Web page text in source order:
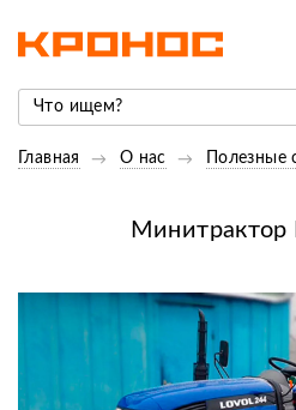
Главная О нас Полезные
Минитрактор